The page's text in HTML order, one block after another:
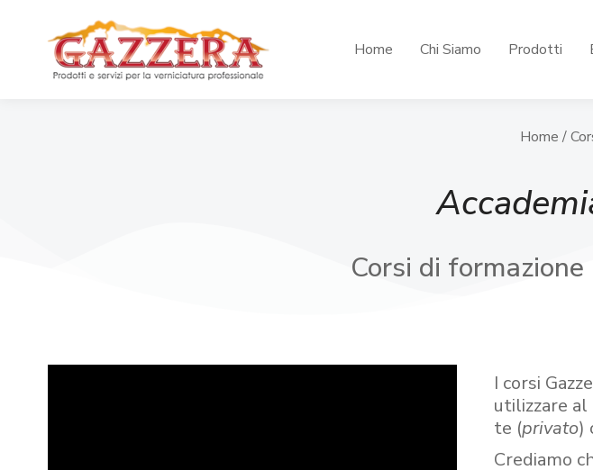
Home Chi Siamo Prodotti
Home /
Corsi di
I corsi
utilizzare
te (privato)
Crediamo